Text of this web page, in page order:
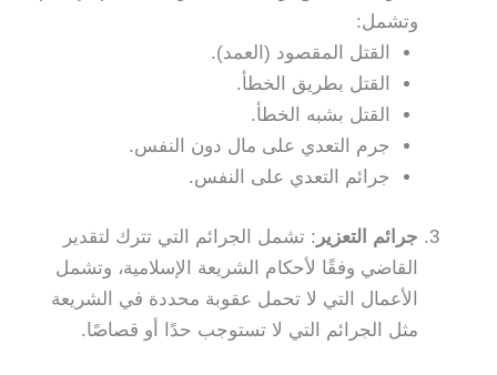
وتشمل:
القتل المقصود (العمد).
القتل بطريق الخطأ.
القتل بشبه الخطأ.
جرم التعدي على مال دون النفس.
جرائم التعدي على النفس.
جرائم التعزير : تشمل الجرائم التي تترك لتقدير
القاضي وفقًا لأحكام الشريعة الإسلامية، وتشمل
الأعمال التي لا تحمل عقوبة محددة في الشريعة
مثل الجرائم التي لا تستوجب حدًا أو قصاصًا.